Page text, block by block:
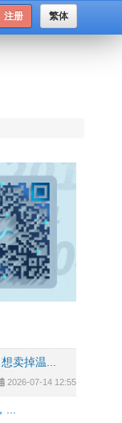
繁体
注册
卖掉温...
2026-07-14 12:55